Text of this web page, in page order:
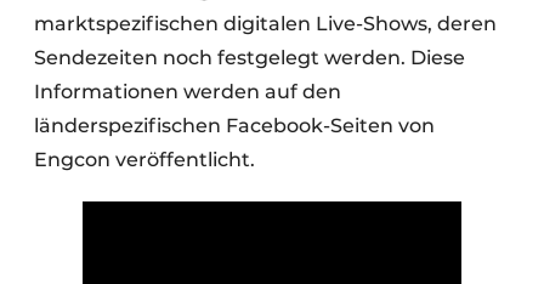
marktspezifischen digitalen Live-Shows, deren
Sendezeiten noch festgelegt werden. Diese
Informationen werden auf den
länderspezifischen Facebook-Seiten von
Engcon veröffentlicht.